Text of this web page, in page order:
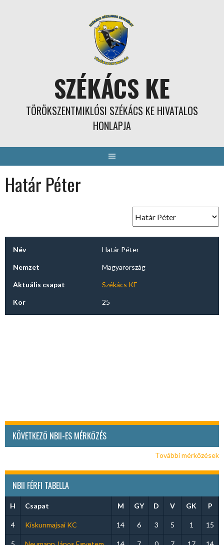
SZÉKÁCS KE
TÖRÖKSZENTMIKLÓSI SZÉKÁCS KE HIVATALOS
HONLAPJA
Határ Péter
Név Határ Péter
Nemzet Magyarország
Aktuális csapat Székács KE
Kor 25
KÖVETKEZŐ NBII-ES MÉRKŐZÉS
További mérkőzések
NBII FÉRFI TABELLA
H Csapat M GY D V GK P
4 Kiskunmajsai KC 14 6 3 5 1 15